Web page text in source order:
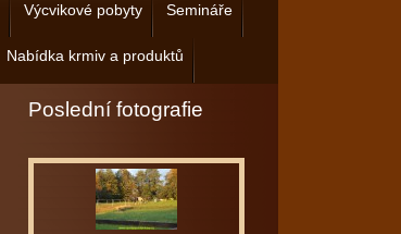
Výcvikové pobyty Semináře
Nabídka krmiv a produktů
Poslední fotografie